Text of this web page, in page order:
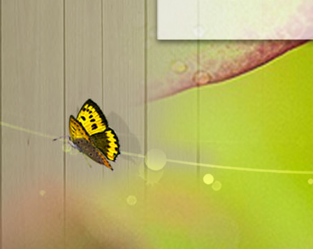
7、不要把放生
的儿女一样，
输途中）生灵的
地有它们的食
当地的本有生灵